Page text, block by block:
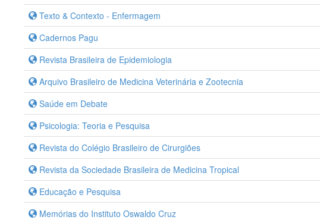
Texto & Contexto - Enfermagem
Cadernos Pagu
Revista Brasileira de Epidemiologia
Arquivo Brasileiro de Medicina Veterinária e Zootecnia
Saúde em Debate
Psicologia: Teoria e Pesquisa
Revista do Colégio Brasileiro de Cirurgiões
Revista da Sociedade Brasileira de Medicina Tropical
Educação e Pesquisa
Memórias do Instituto Oswaldo Cruz